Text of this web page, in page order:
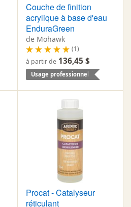
Couche de finition
acrylique à base d'eau
EnduraGreen
de Mohawk
(1)
à partir de 136,45 $
Usage professionnel
Procat - Catalyseur
réticulant